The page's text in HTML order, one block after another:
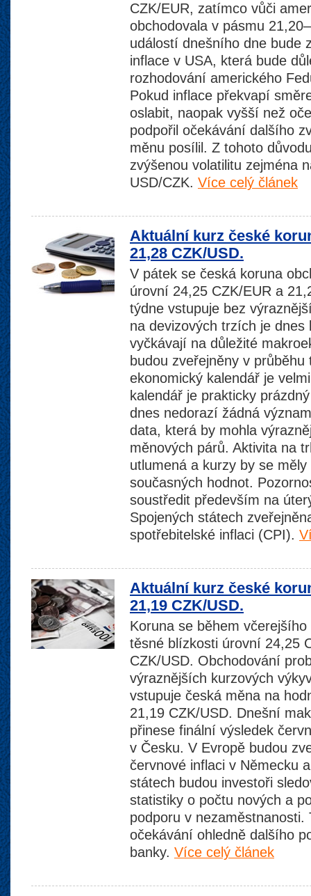
CZK/EUR, zatímco vůči
obchodovala v pásmu
událostí dnešního dne bude
inflace v USA, která bude
rozhodování amerického
Pokud inflace překvapí
oslabit, naopak vyšší než
podpořil očekávání dalšího
měnu posílil. Z tohoto
zvýšenou volatilitu zejména
USD/CZK. Více celý článek
Aktuální kurz české
21,28 CZK/USD.
V pátek se česká koruna
úrovní 24,25 CZK/EUR a
týdne vstupuje bez
na devizových trzích je dnes
vyčkávají na důležité
budou zveřejněny v
ekonomický kalendář je
kalendář je prakticky
dnes nedorazí žádná
data, která by mohla
měnových párů. Aktivita na
utlumená a kurzy by se
současných hodnot.
soustředit především na
Spojených státech
spotřebitelské inflaci (CPI).
Aktuální kurz české
21,19 CZK/USD.
Koruna se během
těsné blízkosti úrovní 24,25
CZK/USD. Obchodování
výraznějších kurzových
vstupuje česká měna na
21,19 CZK/USD. Dnešní
přinese finální výsledek
v Česku. V Evropě budou
červnové inflaci v Německu
státech budou investoři
statistiky o počtu nových a
podporu v nezaměstnanosti.
očekávání ohledně dalšího
banky. Více celý článek